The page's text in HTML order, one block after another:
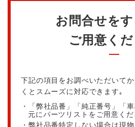
お問合せを
ご用意く
下記の項目をお調べいただいて
くとスムーズに対応できます｡
・「弊社品番」「純正番号」「
元にパーツリストをご用意くだ
・弊社品番特定しない場合は現